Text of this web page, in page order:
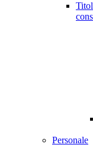
Personale